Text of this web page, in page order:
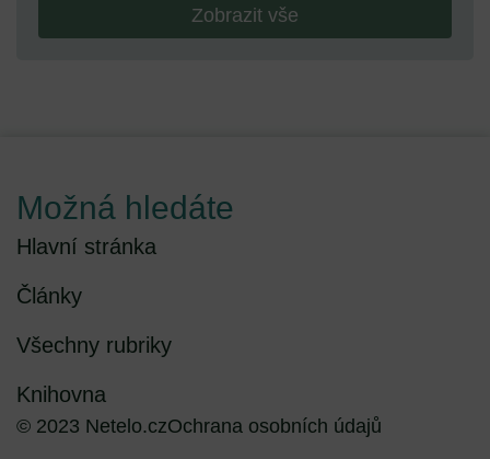
Zobrazit vše
Možná hledáte
Hlavní stránka
Články
Všechny rubriky
Knihovna
© 2023 Netelo.czOchrana osobních údajů